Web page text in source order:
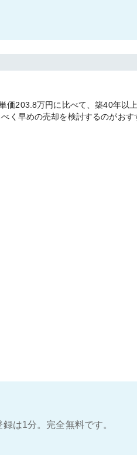
価203.8万円に比べて、築40年以
く早めの売却を検討するのがおす
は1分。完全無料です。